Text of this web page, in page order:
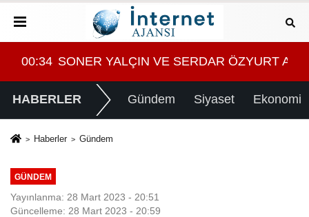
ARASINDA YEMEK MASASI MI PR ANLAŞMASI
08:28 Tasarruf finansman şirketlerine sınırlama
HABERLER Gündem Siyaset Ekonomi
Haberler Gündem
GÜNDEM
Yayınlanma: 28 Mart 2023 - 20:51
Güncelleme: 28 Mart 2023 - 20:59